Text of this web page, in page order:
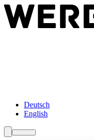
Deutsch
English